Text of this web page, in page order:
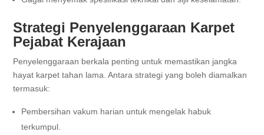
Strategi Penyelenggaraan Karpet
Pejabat Kerajaan
Penyelenggaraan berkala penting untuk memastikan jangka
hayat karpet tahan lama. Antara strategi yang boleh diamalkan
termasuk:
Pembersihan vakum harian untuk mengelak habuk
terkumpul.